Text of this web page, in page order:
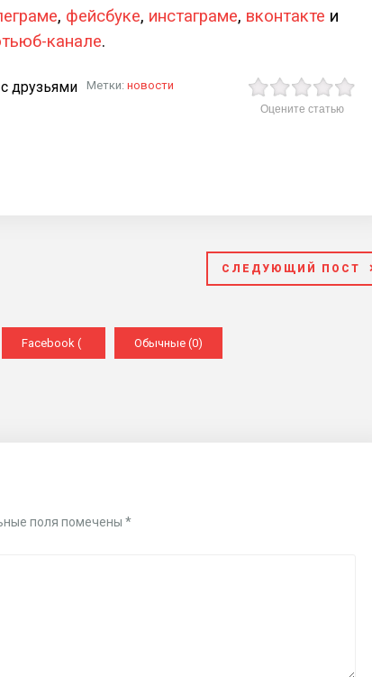
, фейсбуке, инстаграме, вконтакте и
канале.
Оцените статью
друзьями Метки: новости
СЛЕДУЮЩИЙ ПОСТ
Facebook ( )
Обычные (0)
поля помечены *